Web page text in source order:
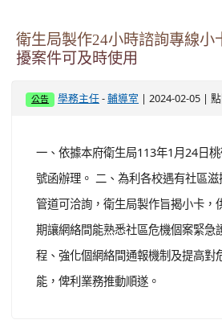
衛生局製作24小時諮詢專線小
擾案件可及時使用
公告 學務主任 -輔導室 | 2024-02-05 |
一、依據本府衛生局113年1月24日
號函辦理。 二、為利各校遇有社區
管道可洽詢，衛生局製作旨揭小卡，
期讓網絡間能熟悉社區危機個案緊急
程、強化個網絡間通報機制及提高對
能，俾利業務推動順遂。